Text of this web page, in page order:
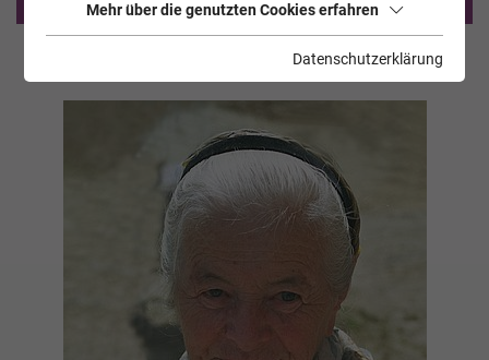
Mehr über die genutzten Cookies erfahren
Datenschutzerklärung